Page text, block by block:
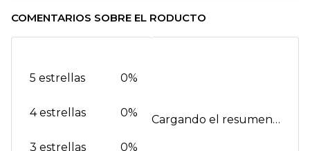
COMENTARIOS SOBRE EL RODUCTO
Cargando el resumen…
5 estrellas 0%
4 estrellas 0%
3 estrellas 0%